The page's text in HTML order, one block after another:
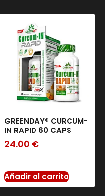
GREENDAY® CURCUM-
IN RAPID 60 CAPS
24.00 €
Añadir al carrito